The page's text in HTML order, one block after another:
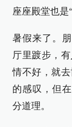
座座殿堂也是
暑假来了。
厅里踱步，
情不好，就
的感叹，但
分道理。